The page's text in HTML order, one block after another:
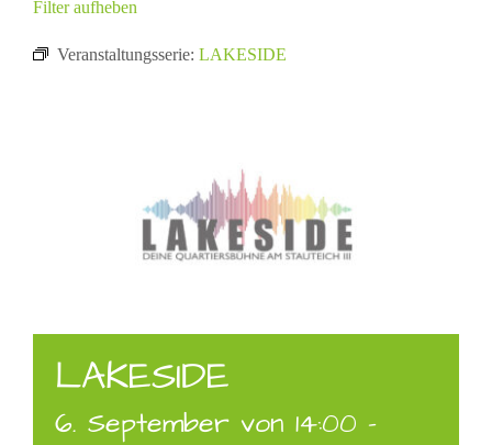
Filter aufheben
Veranstaltungsserie: LAKESIDE
LAKESIDE
6. September von 14:00 -